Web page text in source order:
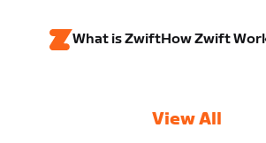
What is ZwiftHow Zwift
View All